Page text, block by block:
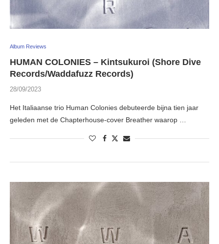
Album Reviews
HUMAN COLONIES – Kintsukuroi (Shore Dive
Records/Waddafuzz Records)
28/09/2023
Het Italiaanse trio Human Colonies debuteerde bijna tien jaar
geleden met de Chapterhouse-cover Breather waarop …